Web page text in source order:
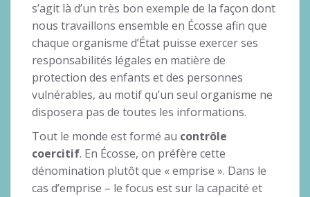
s’agit là d’un très bon exemple de la façon dont
nous travaillons ensemble en Écosse afin que
chaque organisme d’État puisse exercer ses
responsabilités légales en matière de
protection des enfants et des personnes
vulnérables, au motif qu’un seul organisme ne
disposera pas de toutes les informations.
Tout le monde est formé au contrôle
coercitif. En Écosse, on préfère cette
dénomination plutôt que « emprise ». Dans le
cas d’emprise – le focus est sur la capacité et